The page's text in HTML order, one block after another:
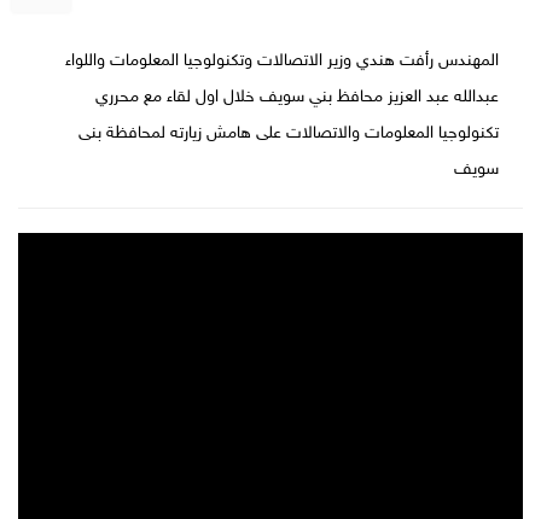
المهندس رأفت هندي وزير الاتصالات وتكنولوجيا المعلومات واللواء
عبدالله عبد العزيز محافظ بني سويف خلال اول لقاء مع محرري
تكنولوجيا المعلومات والاتصالات على هامش زيارته لمحافظة بنى
سويف